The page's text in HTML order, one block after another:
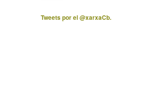
Tweets por el @xarxaCb.